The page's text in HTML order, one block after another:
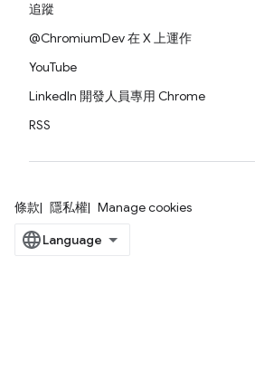
追蹤
@ChromiumDev 在 X 上運作
YouTube
LinkedIn 開發人員專用 Chrome
RSS
條款 隱私權 Manage cookies